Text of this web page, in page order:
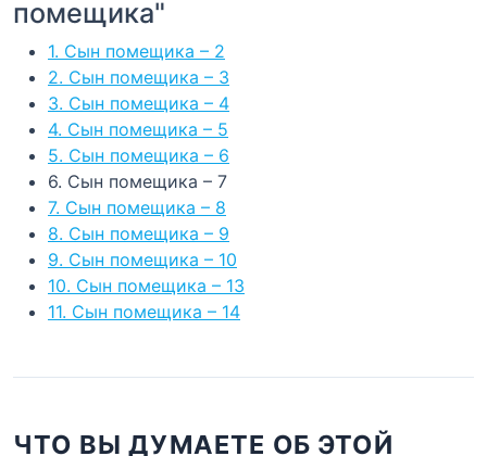
помещика"
1. Сын помещика – 2
2. Сын помещика – 3
3. Сын помещика – 4
4. Сын помещика – 5
5. Сын помещика – 6
6. Сын помещика – 7
7. Сын помещика – 8
8. Сын помещика – 9
9. Сын помещика – 10
10. Сын помещика – 13
11. Сын помещика – 14
ЧТО ВЫ ДУМАЕТЕ ОБ ЭТОЙ